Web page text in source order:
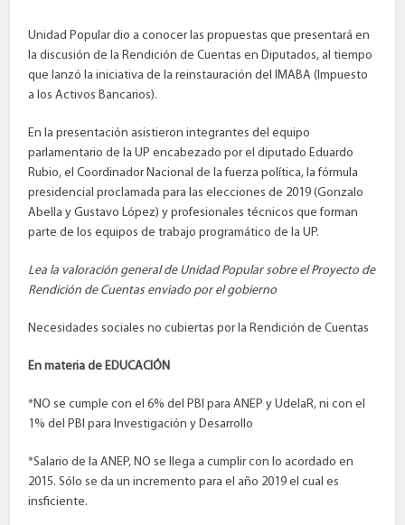
Unidad Popular dio a conocer las propuestas que presentará en
la discusión de la Rendición de Cuentas en Diputados, al tiempo
que lanzó la iniciativa de la reinstauración del IMABA (Impuesto
a los Activos Bancarios).
En la presentación asistieron integrantes del equipo
parlamentario de la UP encabezado por el diputado Eduardo
Rubio, el Coordinador Nacional de la fuerza política, la fórmula
presidencial proclamada para las elecciones de 2019 (Gonzalo
Abella y Gustavo López) y profesionales técnicos que forman
parte de los equipos de trabajo programático de la UP.
Lea la valoración general de Unidad Popular sobre el Proyecto de
Rendición de Cuentas enviado por el gobierno
Necesidades sociales no cubiertas por la Rendición de Cuentas
En materia de EDUCACIÓN
*NO se cumple con el 6% del PBI para ANEP y UdelaR, ni con el
1% del PBI para Investigación y Desarrollo
*Salario de la ANEP, NO se llega a cumplir con lo acordado en
2015. Sólo se da un incremento para el año 2019 el cual es
insficiente.